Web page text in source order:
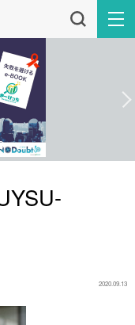
2020.09.13